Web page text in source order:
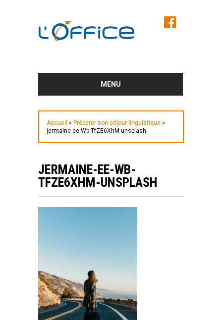
MENU
PROGRAMME DES CONFÉRENCES ET
PLUS D’INFOS
Accueil » Préparer son séjour linguistique »
jermaine-ee-Wb-TfZE6XhM-unsplash
JERMAINE-EE-WB-
TFZE6XHM-UNSPLASH